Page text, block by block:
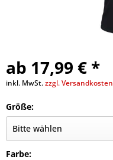
ab 17,99 € *
inkl. MwSt.zzgl. Versandkosten
Größe:
Farbe: